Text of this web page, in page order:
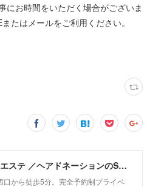
にお時間をいただく場合がございま
たはメールをご利用ください。
ヘア＆エステ ／ヘアドネーションのSatisfeal
口から徒歩5分。完全予約制プライベ